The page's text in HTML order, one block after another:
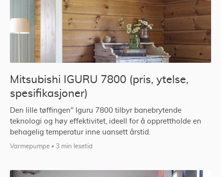
Mitsubishi IGURU 7800 (pris, ytelse,
spesifikasjoner)
Den lille tøffingen" Iguru 7800 tilbyr banebrytende
teknologi og høy effektivitet, ideell for å opprettholde en
behagelig temperatur inne uansett årstid.
Varmepumpe 3 min lesetid